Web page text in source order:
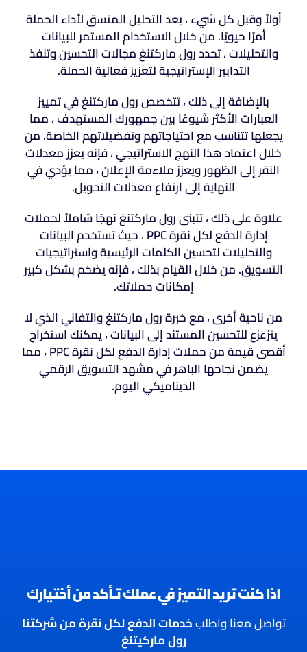
أولاً وقبل كل شيء ، يعد التحليل المتسق لأداء الحملة
أمرًا حيويًا. من خلال الاستخدام المستمر للبيانات
والتحليلات ، تحدد رول ماركتنغ مجالات التحسين وتنفذ
التدابير الإستراتيجية لتعزيز فعالية الحملة.
بالإضافة إلى ذلك ، تتخصص رول ماركتنغ في تمييز
العبارات الأكثر شيوعًا بين جمهورك المستهدف ، مما
يجعلها تتناسب مع احتياجاتهم وتفضيلاتهم الخاصة. من
خلال اعتماد هذا النهج الاستراتيجي ، فإنه يعزز معدلات
النقر إلى الظهور ويعزز ملاءمة الإعلان ، مما يؤدي في
النهاية إلى ارتفاع معدلات التحويل.
علاوة على ذلك ، تتبنى رول ماركتنغ نهجًا شاملاً لحملات
إدارة الدفع لكل نقرة PPC ، حيث تستخدم البيانات
والتحليلات لتحسين الكلمات الرئيسية واستراتيجيات
التسويق. من خلال القيام بذلك ، فإنه يضخم بشكل كبير
إمكانات حملاتك.
من ناحية أخرى ، مع خبرة رول ماركتنغ والتفاني الذي لا
يتزعزع للتحسين المستند إلى البيانات ، يمكنك استخراج
أقصى قيمة من حملات إدارة الدفع لكل نقرة PPC ، مما
يضمن نجاحها الباهر في مشهد التسويق الرقمي
الديناميكي اليوم.
اذا كنت تريد التميز في عملك تـأكد من أختيارك
تواصل معنا واطلبخدمات الدفع لكل نقرة من شركتنا
رول ماركيتنغ